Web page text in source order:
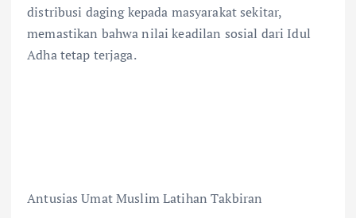
distribusi daging kepada masyarakat sekitar,
memastikan bahwa nilai keadilan sosial dari Idul
Adha tetap terjaga.
Antusias Umat Muslim Latihan Takbiran